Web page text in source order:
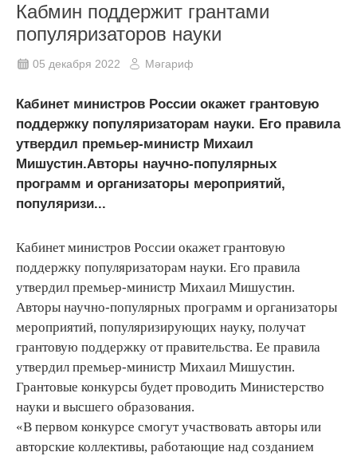
Кабмин поддержит грантами
популяризаторов науки
05 декабря 2022 Мәгариф
Кабинет министров России окажет грантовую
поддержку популяризаторам науки. Его правила
утвердил премьер-министр Михаил
Мишустин.Авторы научно-популярных
программ и организаторы мероприятий,
популяризи...
Кабинет министров России окажет грантовую
поддержку популяризаторам науки. Его правила
утвердил премьер-министр Михаил Мишустин.
Авторы научно-популярных программ и организаторы
мероприятий, популяризирующих науку, получат
грантовую поддержку от правительства. Ее правила
утвердил премьер-министр Михаил Мишустин.
Грантовые конкурсы будет проводить Министерство
науки и высшего образования.
«В первом конкурсе смогут участвовать авторы или
авторские коллективы, работающие над созданием